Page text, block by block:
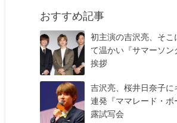
おすすめ記事
初主演の吉沢亮、そこ
て温かい『サマーソン
挨拶
吉沢亮、桜井日奈子に
連発『ママレード・ボ
露試写会